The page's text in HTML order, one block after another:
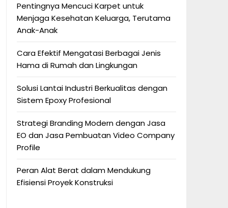
Pentingnya Mencuci Karpet untuk
Menjaga Kesehatan Keluarga, Terutama
Anak-Anak
Cara Efektif Mengatasi Berbagai Jenis
Hama di Rumah dan Lingkungan
Solusi Lantai Industri Berkualitas dengan
Sistem Epoxy Profesional
Strategi Branding Modern dengan Jasa
EO dan Jasa Pembuatan Video Company
Profile
Peran Alat Berat dalam Mendukung
Efisiensi Proyek Konstruksi